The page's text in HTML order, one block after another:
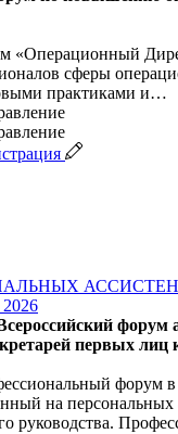
«Операционный
сферы
практиками и…
форум
первых лиц
форум в
на персональных
руководства.